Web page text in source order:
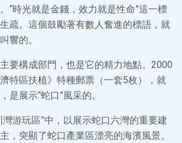
“時光就是金錢，效力就是性命”這一標
疏。這個鼓勵著有數人奮進的標語，就
響的。
要構成部門，也是它的精力地點。2000
特區扶植》特種郵票（一套5枚），就
是展示“蛇口”風采的。
灣游玩區”中，以展示蛇口六灣的重要建
，突顯了蛇口產業區漂亮的海濱風景。